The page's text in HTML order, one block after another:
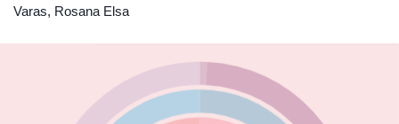
Varas, Rosana Elsa